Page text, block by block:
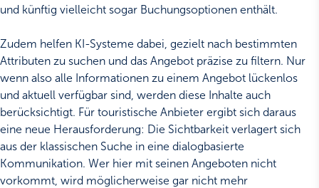
und künftig vielleicht sogar Buchungsoptionen enthält.
Zudem helfen KI-Systeme dabei, gezielt nach bestimmten
Attributen zu suchen und das Angebot präzise zu filtern. Nur
wenn also alle Informationen zu einem Angebot lückenlos
und aktuell verfügbar sind, werden diese Inhalte auch
berücksichtigt. Für touristische Anbieter ergibt sich daraus
eine neue Herausforderung: Die Sichtbarkeit verlagert sich
aus der klassischen Suche in eine dialogbasierte
Kommunikation. Wer hier mit seinen Angeboten nicht
vorkommt, wird möglicherweise gar nicht mehr